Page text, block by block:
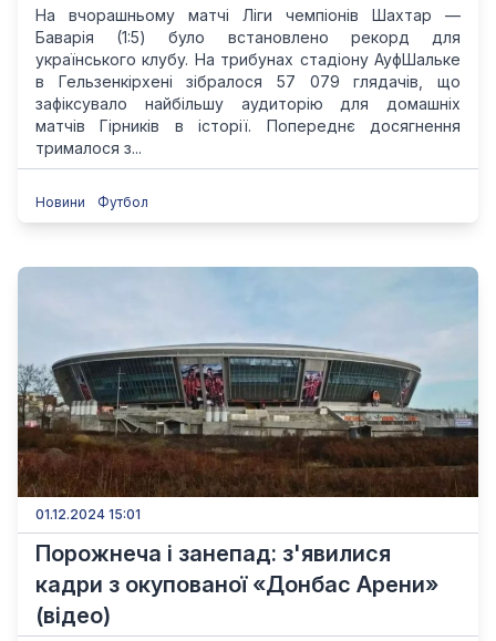
На вчорашньому матчі Ліги чемпіонів Шахтар —
Баварія (1:5) було встановлено рекорд для
українського клубу. На трибунах стадіону АуфШальке
в Гельзенкірхені зібралося 57 079 глядачів, що
зафіксувало найбільшу аудиторію для домашніх
матчів Гірників в історії. Попереднє досягнення
трималося з...
Новини Футбол
01.12.2024 15:01
Порожнеча і занепад: з'явилися
кадри з окупованої «Донбас Арени»
(відео)